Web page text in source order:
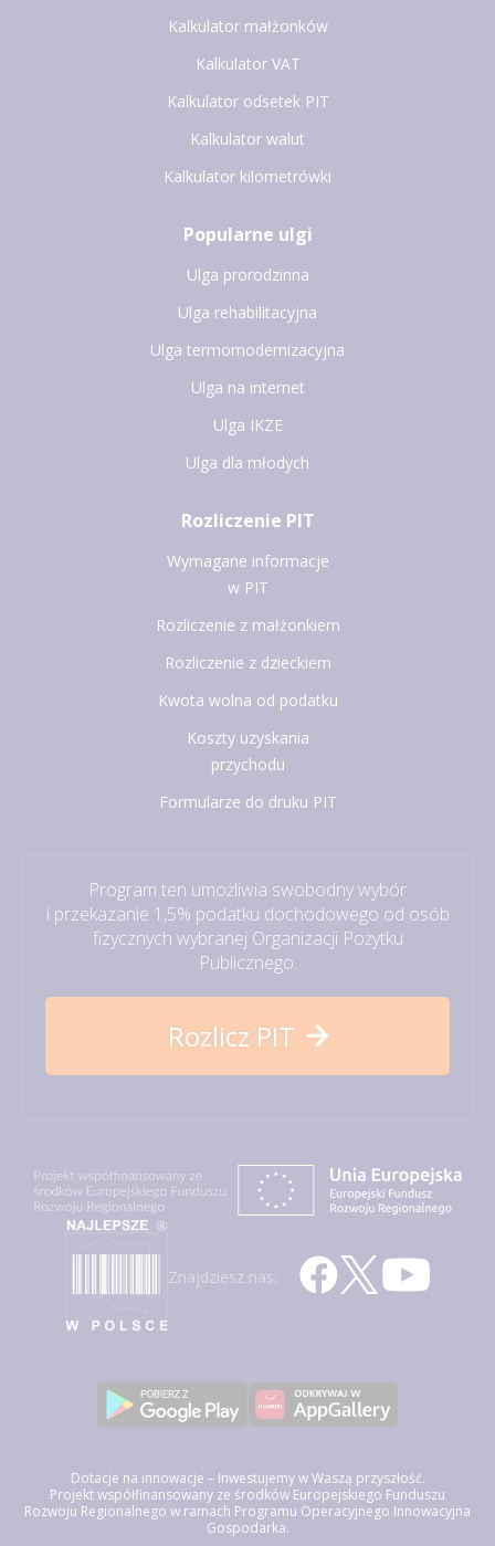
Kalkulator małżonków
Kalkulator VAT
Kalkulator odsetek PIT
Kalkulator walut
Kalkulator kilometrówki
Popularne ulgi
Ulga prorodzinna
Ulga rehabilitacyjna
Ulga termomodernizacyjna
Ulga na internet
Ulga IKZE
Ulga dla młodych
Rozliczenie PIT
Wymagane informacje
w PIT
Rozliczenie z małżonkiem
Rozliczenie z dzieckiem
Kwota wolna od podatku
Koszty uzyskania
przychodu
Formularze do druku PIT
Program ten umożliwia swobodny wybór
i przekazanie 1,5% podatku dochodowego od osób
fizycznych wybranej Organizacji Pożytku
Publicznego.
Rozlicz PIT
Znajdziesz nas:
Dotacje na innowacje – Inwestujemy w Waszą przyszłość.
Projekt współfinansowany ze środków Europejskiego Funduszu
Rozwoju Regionalnego w ramach Programu Operacyjnego Innowacyjna
Gospodarka.